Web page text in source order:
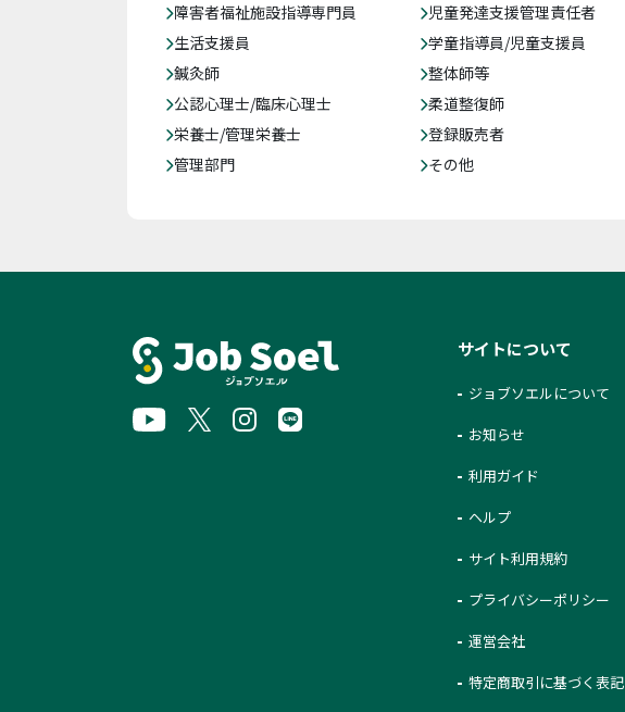
障害者福祉施設指導専門員
児童発達支援管理責任者
生活支援員
学童指導員/児童支援員
鍼灸師
整体師等
公認心理士/臨床心理士
柔道整復師
栄養士/管理栄養士
登録販売者
管理部門
その他
サイトについて
ジョブソエルについて
お知らせ
利用ガイド
ヘルプ
サイト利用規約
プライバシーポリシー
運営会社
特定商取引に基づく表記